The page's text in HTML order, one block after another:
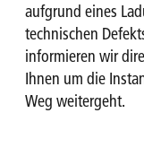
aufgrund eines
technischen
informieren wir
Ihnen um die
Weg weitergeht.